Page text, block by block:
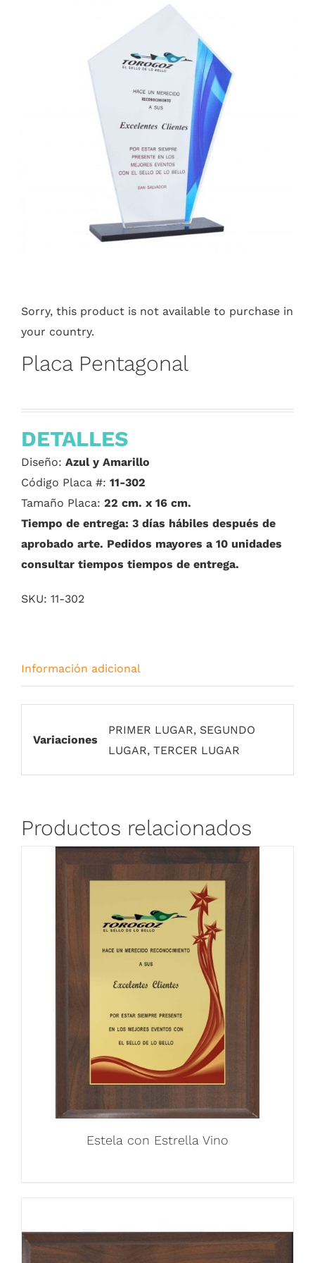
Sorry, this product is not available to purchase in
your country.
Placa Pentagonal
DETALLES
Diseño: Azul y Amarillo
Código Placa #: 11-302
Tamaño Placa: 22 cm. x 16 cm.
Tiempo de entrega: 3 días hábiles después de
aprobado arte. Pedidos mayores a 10 unidades
consultar tiempos tiempos de entrega.
SKU: 11-302
Información adicional
Variaciones
PRIMER LUGAR, SEGUNDO
LUGAR, TERCER LUGAR
Productos relacionados
Estela con Estrella Vino